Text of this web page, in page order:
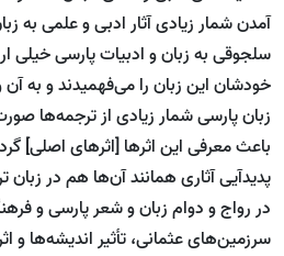
آمدن شمار زیادی آثار ادبی و علمی به
سلجوقی به زبان و ادبیات پارسی خیلی‌
خودشان این زبان را می‌فهمیدند و به آن
زبان پارسی شمار زیادی از ترجمه‌ها
باعث معرفی این اثرها [اثرهای اصلی]
پدیدآیی آثاری همانند آن‌ها هم در
در رواج و دوام زبان و شعر پارسی و
سرزمین‌های عثمانی، تأثیر اندیشه‌ها و